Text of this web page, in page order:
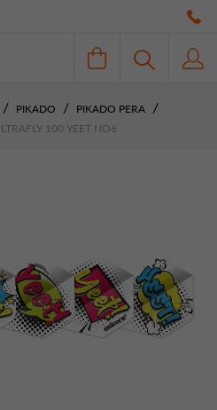
PIKADO
PIKADO PERA
100 YEET NO6